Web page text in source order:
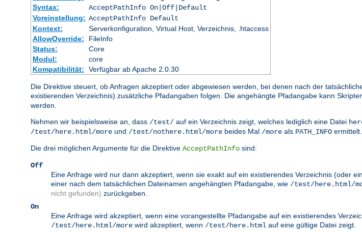
Syntax:
AcceptPathInfo On|Off|Default
Voreinstellung: AcceptPathInfo Default
Kontext:
Serverkonfiguration, Virtual Host, Verzeichnis, .htaccess
AllowOverride:
FileInfo
Status:
Core
Modul:
core
Kompatibilität:
Verfügbar ab Apache 2.0.30
Die Direktive steuert, ob Anfragen akzeptiert oder abgewiesen werden, bei denen nach der
existierenden Verzeichnis) zusätzliche Pfadangaben folgen. Die angehängte Pfadangabe kann
werden.
Nehmen wir beispielsweise an, dass /test/ auf ein Verzeichnis zeigt, welches lediglich eine Datei
/test/here.html/more und /test/nothere.html/more beides Mal /more als PATH_INFO ermittelt.
Die drei möglichen Argumente für die Direktive AcceptPathInfo sind:
Off
Eine Anfrage wird nur dann akzeptiert, wenn sie exakt auf ein existierendes Verzeichnis (oder
einer nach dem tatsächlichen Dateinamen angehängten Pfadangabe, wie /test/here.html/
nicht gefunden) zurückgeben.
On
Eine Anfrage wird akzeptiert, wenn eine vorangestellte Pfadangabe auf ein existierendes
/test/here.html/more wird akzeptiert, wenn /test/here.html auf eine gültige Datei zeigt.